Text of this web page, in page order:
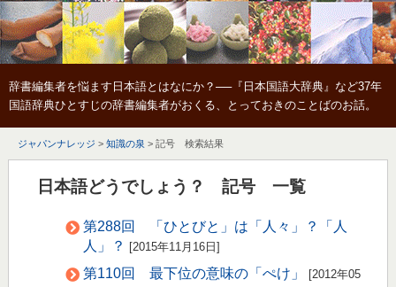
辞書編集者を悩ます日本語とはなにか？──『日本国語大辞典』など37年
国語辞典ひとすじの辞書編集者がおくる、とっておきのことばのお話。
ジャパンナレッジ > 知識の泉 > 記号 検索結果
日本語どうでしょう？ 記号 一覧
第288回 「ひとびと」は「人々」？「人
人」？
[2015年11月16日]
第110回 最下位の意味の「ぺけ」
[2012年05